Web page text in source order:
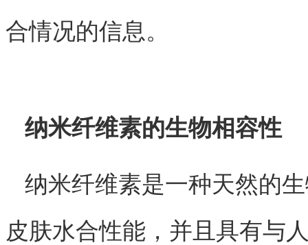
合情况的信息。
纳米纤维素的生物相容性
纳米纤维素是一种天然的
皮肤水合性能，并且具有与